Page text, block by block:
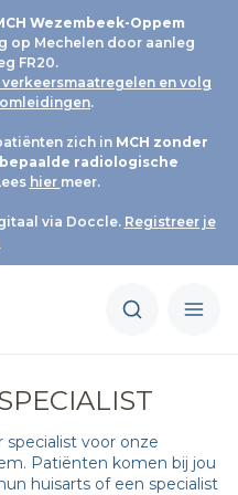
Wezembeek-Oppem
op Mechelen door aanleg
FR20.
en volg
.
zich in MCH zonder
radiologische
hier meer.
via Doccle. Registreer je
specialist voor onze
Patiënten komen bij jou
huisarts of een specialist